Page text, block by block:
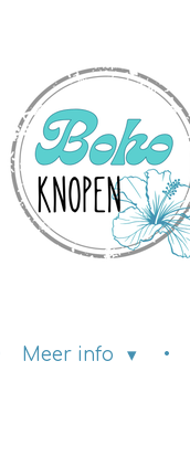
Meer info